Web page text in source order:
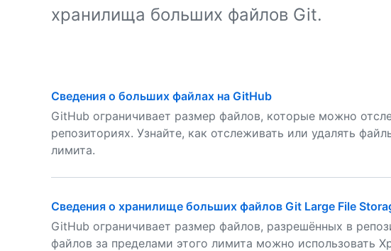
хранилища больших файлов Git.
Сведения о больших файлах на GitHub
GitHub ограничивает размер файлов, которые можно
репозиториях. Узнайте, как отслеживать или удалять
лимита.
Сведения о хранилище больших файлов Git Large File
GitHub ограничивает размер файлов, разрешённых в
файлов за пределами этого лимита можно использовать